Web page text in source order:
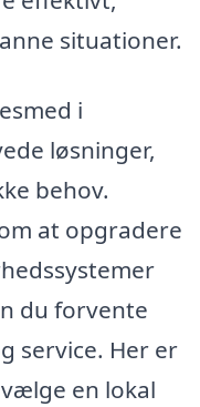
situationer.
i
løsninger,
behov.
at opgradere
du forvente
service. Her er
en lokal